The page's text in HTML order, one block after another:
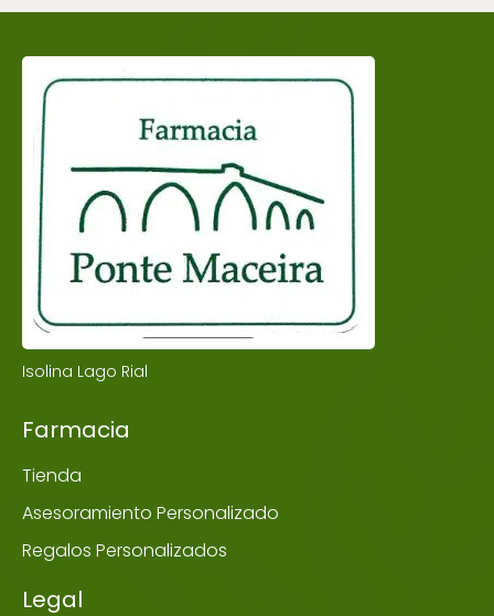
Isolina Lago Rial
Farmacia
Tienda
Asesoramiento Personalizado
Regalos Personalizados
Legal